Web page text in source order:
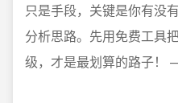
只是手段，关键是你有没
分析思路。先用免费工具
级，才是最划算的路子！